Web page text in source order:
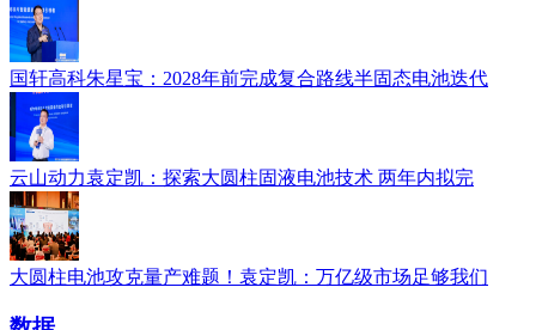
国轩高科朱星宝：2028年前完成复合路线半固态电池迭代
云山动力袁定凯：探索大圆柱固液电池技术 两年内拟完
大圆柱电池攻克量产难题！袁定凯：万亿级市场足够我们